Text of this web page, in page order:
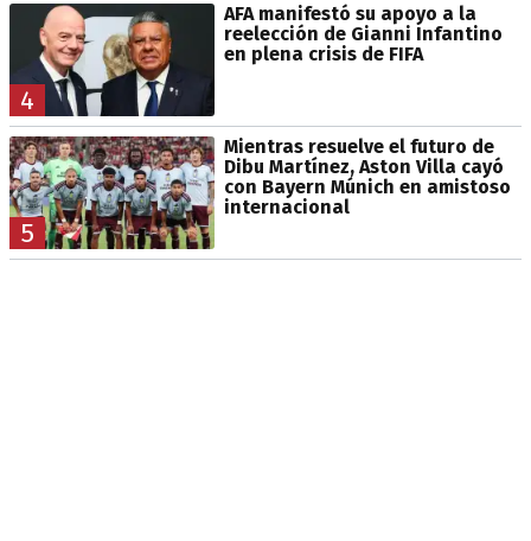
4
AFA manifestó su apoyo a la
reelección de Gianni Infantino
en plena crisis de FIFA
5
Mientras resuelve el futuro de
Dibu Martínez, Aston Villa cayó
con Bayern Múnich en amistoso
internacional